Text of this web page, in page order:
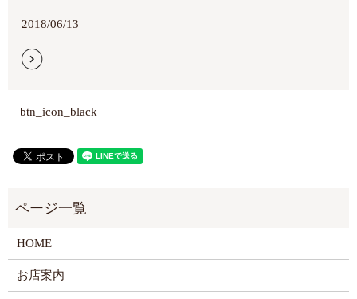
2018/06/13
btn_icon_black
HOME
お店案内